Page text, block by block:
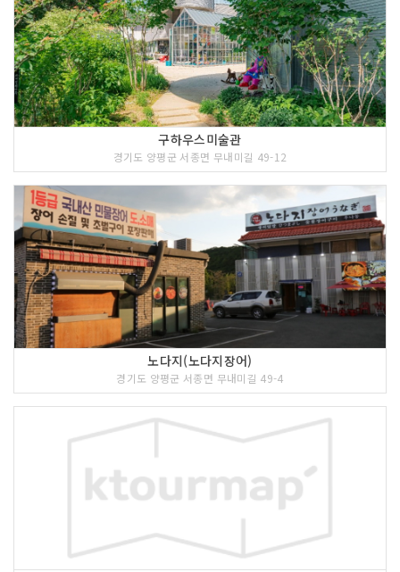
구하우스미술관
경기도 양평군 서종면 무내미길 49-12
노다지(노다지장어)
경기도 양평군 서종면 무내미길 49-4